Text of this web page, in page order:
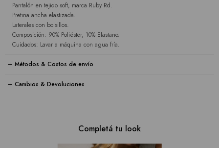
Pantalón en tejido soft, marca Ruby Rd.
Pretina ancha elastizada.
Laterales con bolsillos.
Composición: 90% Poliéster, 10% Elastano.
Cuidados: Lavar a máquina con agua fría.
Métodos & Costos de envío
Cambios & Devoluciones
Completá tu look